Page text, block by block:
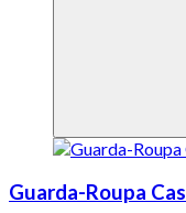
Guarda-Roupa